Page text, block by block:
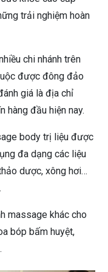
trải nghiệm hoàn
chi nhánh trên
được đông đảo
giá là địa chỉ
hàng đầu hiện nay.
body trị liệu được
đa dạng các liệu
dược, xông hơi…
massage khác cho
bóp bấm huyệt,